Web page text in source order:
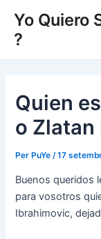
contingut
Yo Quiero
?
Quien
o
Per PuYe/17
Buenos queridos
para vosotros
Ibrahimovic,